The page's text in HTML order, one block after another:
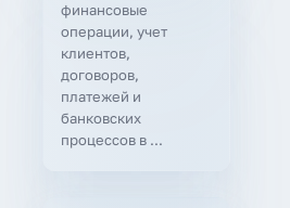
финансовые
операции, учет
клиентов,
договоров,
платежей и
банковских
процессов в ...